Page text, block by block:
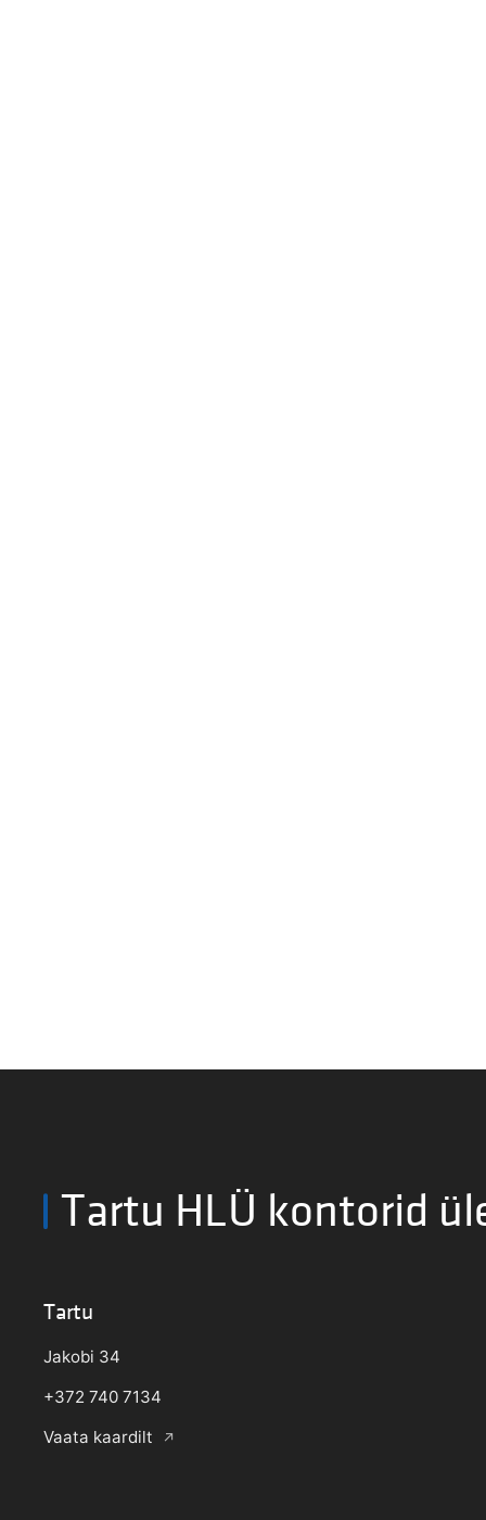
Tartu HLÜ kontorid
Tartu
Jakobi 34
+372 740 7134
Vaata kaardilt